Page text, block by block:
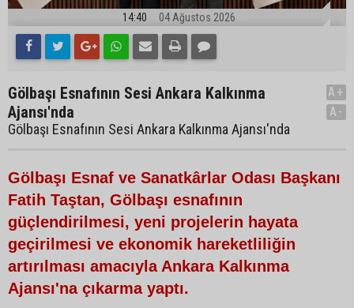
14:40 04 Ağustos 2026
Gölbaşı Esnafının Sesi Ankara Kalkınma
Ajansı'nda
Gölbaşı Esnafının Sesi Ankara Kalkınma Ajansı'nda
A+
A-
Gölbaşı Esnaf ve Sanatkârlar Odası Başkanı
Fatih Taştan, Gölbaşı esnafının
güçlendirilmesi, yeni projelerin hayata
geçirilmesi ve ekonomik hareketliliğin
artırılması amacıyla Ankara Kalkınma
Ajansı'na çıkarma yaptı.